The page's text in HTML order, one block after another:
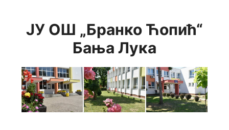
contentЈУ ОШ „Бранко Ћопић“
Бања Лука